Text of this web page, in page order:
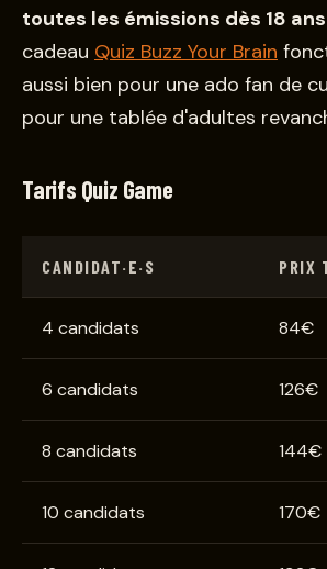
toutes les émissions dès 18 ans
cadeau Quiz Buzz Your Brain
aussi bien pour une ado fan de
pour une tablée d'adultes
Tarifs Quiz Game
CANDIDAT·E·S PRIX
4 candidats 84€
6 candidats 126€
8 candidats 144€
10 candidats 170€